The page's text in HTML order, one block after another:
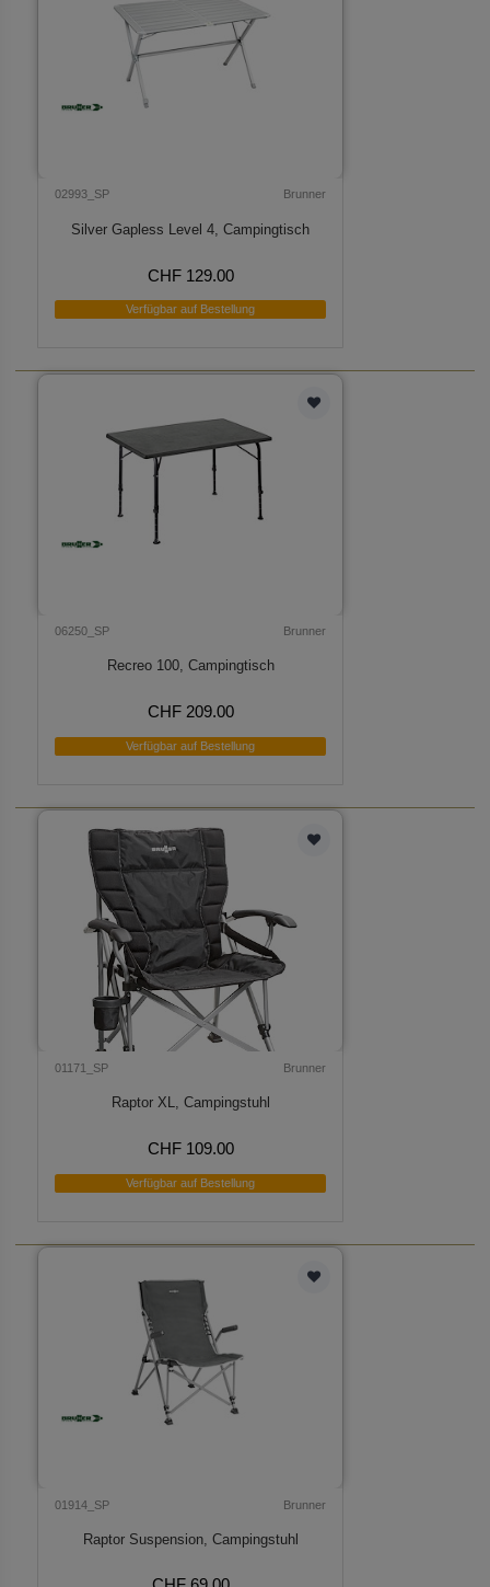
02993_SP Brunner
Silver Gapless Level 4, Campingtisch
CHF 129.00
Verfügbar auf Bestellung
06250_SP Brunner
Recreo 100, Campingtisch
CHF 209.00
Verfügbar auf Bestellung
01171_SP Brunner
Raptor XL, Campingstuhl
CHF 109.00
Verfügbar auf Bestellung
01914_SP Brunner
Raptor Suspension, Campingstuhl